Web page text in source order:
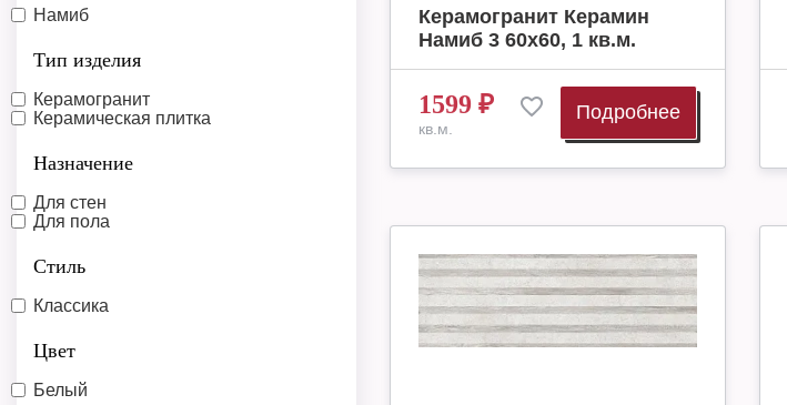
Намиб
Тип изделия
Керамогранит
Керамическая плитка
Назначение
Для стен
Для пола
Стиль
Классика
Цвет
Белый
Керамогранит Керамин
Намиб 3 60х60, 1 кв.м.
1599 ₽
кв.м.
Подробнее